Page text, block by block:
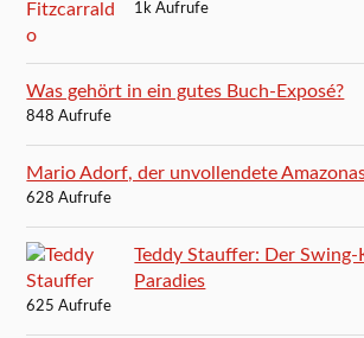
1k Aufrufe
Was gehört in ein gutes Buch-Exposé?
848 Aufrufe
Mario Adorf, der unvollendete
628 Aufrufe
Teddy Stauffer: Der Swing-
Paradies
625 Aufrufe